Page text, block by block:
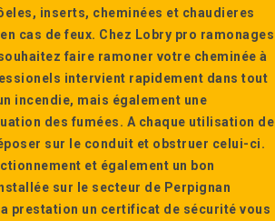
inserts, cheminées et chaudieres
cas de feux. Chez Lobry pro ramonages
faire ramoner votre cheminée à
intervient rapidement dans tout
incendie, mais également une
des fumées. A chaque utilisation de
sur le conduit et obstruer celui-ci.
et également un bon
sur le secteur de Perpignan
prestation un certificat de sécurité vous